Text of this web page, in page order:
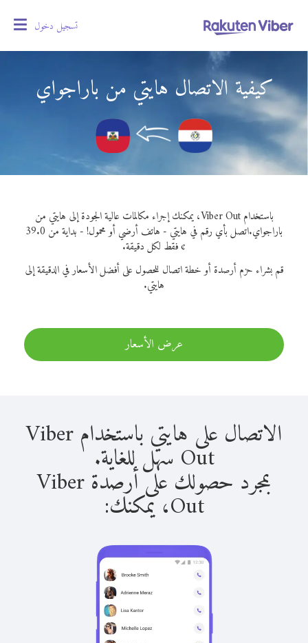
تسجيل دخول
كيفية الاتصال هايتي من باراجواي
باستخدام Viber Out، يمكنك إجراء مكالمات عالية الجودة إلى هايتي من
باراجواي.
اتصل بأي رقم في هايتي - هاتف أرضي أو محمول! - بداية من 39.0
¢ فقط لكل دقيقة.
قم بشراء حزم أرصدة أو خطة اتصال للحصول على أفضل الأسعار في الدقيقة إلى
هايتي.
عرض الأسعار
الاتصال على هايتي باستخدام Viber
Out سهل للغاية.
بمجرد حصولك على أرصدة Viber
Out، يمكنك: